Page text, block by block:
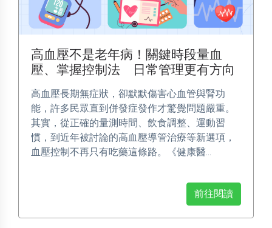
高血壓不是老年病！關鍵時段量血
壓、掌握控制法 日常管理更有方向
高血壓長期無症狀，卻默默傷害心血管與腎功
能，許多民眾直到併發症發作才驚覺問題嚴重。
其實，從正確的量測時間、飲食調整、運動習
慣，到近年被討論的高血壓導管治療等新選項，
血壓控制不再只有吃藥這條路。《健康醫...
前往閱讀